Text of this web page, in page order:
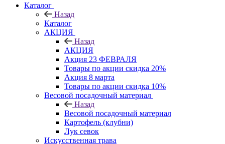
Каталог
Назад
Каталог
АКЦИЯ
Назад
АКЦИЯ
Акция 23 ФЕВРАЛЯ
Товары по акции скидка 20%
Акция 8 марта
Товары по акции скидка 10%
Весовой посадочный материал
Назад
Весовой посадочный материал
Картофель (клубни)
Лук севок
Искусственная трава